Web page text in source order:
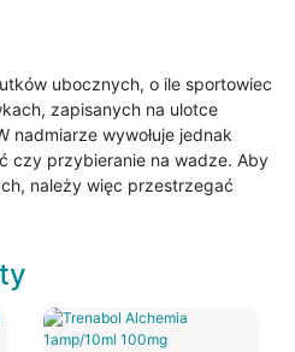
ubocznych, o ile sportowiec
zapisanych na ulotce
nadmiarze wywołuje jednak
czy przybieranie na wadze. Aby
należy więc przestrzegać